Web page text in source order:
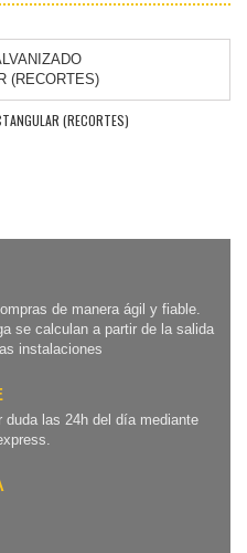
(RECORTES)
de manera ágil y fiable.
se calculan a partir de la salida
instalaciones
duda las 24h del día mediante